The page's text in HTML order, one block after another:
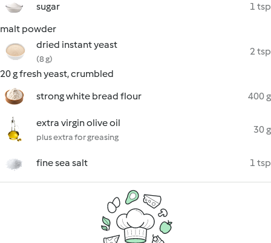
sugar
1 tsp
malt powder
dried instant yeast
(8 g)
2 tsp
20 g fresh yeast, crumbled
strong white bread flour
400 g
extra virgin olive oil
plus extra for greasing
30 g
fine sea salt 1 tsp